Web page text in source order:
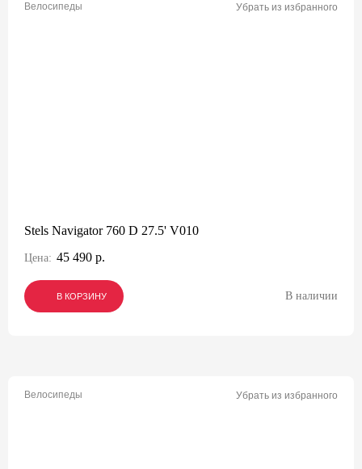
Велосипеды Убрать из избранного
Stels Navigator 760 D 27.5' V010
Цена: 45 490 р.
В КОРЗИНУ
В КОРЗИНУ
В КОРЗИНУ В наличии
Велосипеды Убрать из избранного